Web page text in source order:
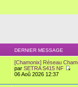
DERNIER MESSAGE
[Chamonix] Réseau
parSETRA S415 NF
06 Aoû 2026 12:37